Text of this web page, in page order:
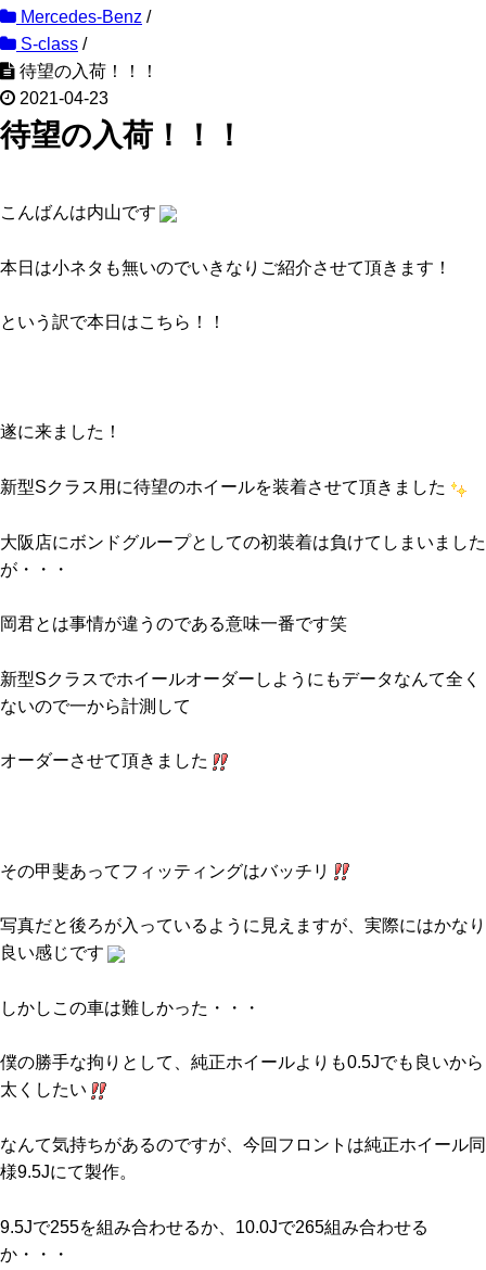
Mercedes-Benz /
S-class /
待望の入荷！！！
2021-04-23
待望の入荷！！！
こんばんは内山です
本日は小ネタも無いのでいきなりご紹介させて頂きます！
という訳で本日はこちら！！
遂に来ました！
新型Sクラス用に待望のホイールを装着させて頂きました
大阪店にボンドグループとしての初装着は負けてしまいました
が・・・
岡君とは事情が違うのである意味一番です笑
新型Sクラスでホイールオーダーしようにもデータなんて全く
ないので一から計測して
オーダーさせて頂きました
その甲斐あってフィッティングはバッチリ
写真だと後ろが入っているように見えますが、実際にはかなり
良い感じです
しかしこの車は難しかった・・・
僕の勝手な拘りとして、純正ホイールよりも0.5Jでも良いから
太くしたい
なんて気持ちがあるのですが、今回フロントは純正ホイール同
様9.5Jにて製作。
9.5Jで255を組み合わせるか、10.0Jで265組み合わせる
か・・・